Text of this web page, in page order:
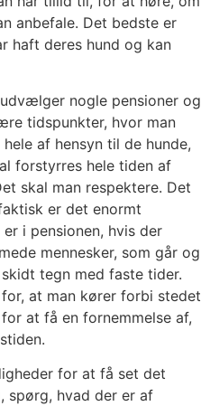
anbefale. Det bedste er
haft deres hund og kan
nogle pensioner og
tidspunkter, hvor man
af hensyn til de hunde,
forstyrres hele tiden af
skal man respektere. Det
er det enormt
i pensionen, hvis der
mennesker, som går og
tegn med faste tider.
at man kører forbi stedet
at få en fornemmelse af,
for at få set det
spørg, hvad der er af